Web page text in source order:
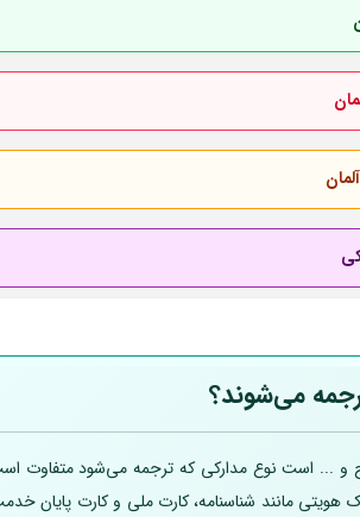
می‌شوند؟
... است نوع مدارکی که ترجمه می‌شود متفاوت
هویتی مانند شناسنامه، کارت ملی و کارت پایان